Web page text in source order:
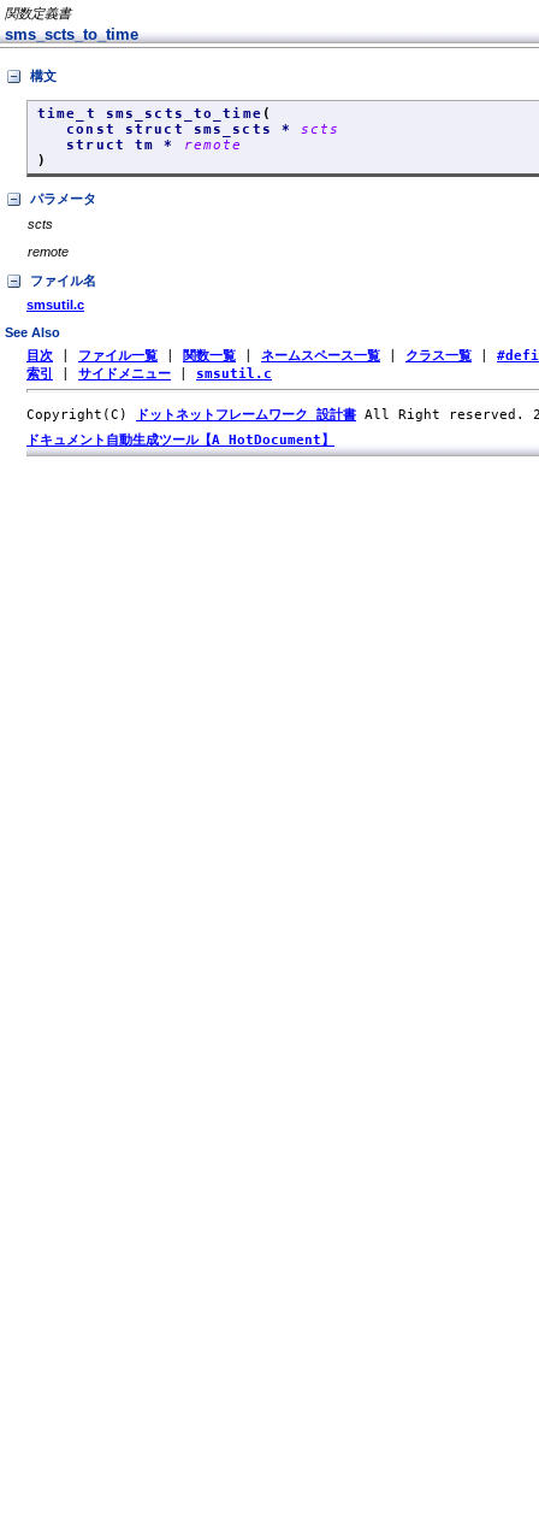
関数定義書
sms_scts_to_time
構文
time_t sms_scts_to_time (
const struct sms_scts *scts
struct tm *
remote
)
パラメータ
scts
remote
ファイル名
smsutil.c
See Also
目次 ファイル一覧 関数一覧 ネームスペース一覧 クラス一覧
索引
サイドメニュー smsutil.c
Copyright(C) ドットネットフレームワーク 設計書 All Right reserved.
ドキュメント自動生成ツール【A HotDocument】